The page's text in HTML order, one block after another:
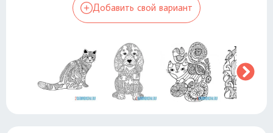
Добавить свой вариант